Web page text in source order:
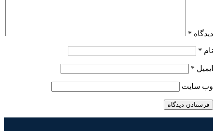
دیدگاه *
نام *
ایمیل *
وب‌ سایت